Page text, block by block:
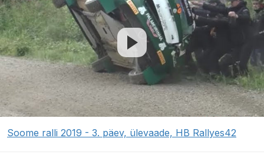
Soome ralli 2019 - 3. päev, ülevaade, HB Rallyes42